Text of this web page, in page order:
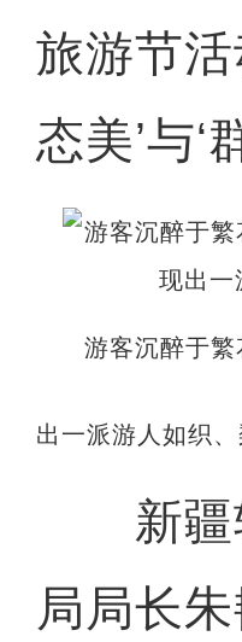
旅游节活
态美’与‘
游客沉醉于
出一派游人如织
新疆轮
局局长